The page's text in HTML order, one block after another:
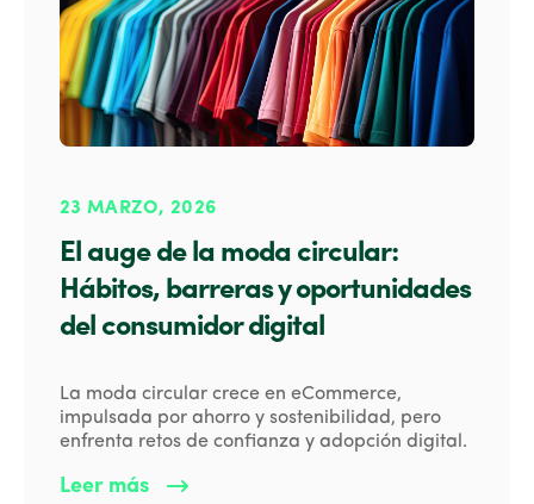
23 MARZO, 2026
El auge de la moda circular:
Hábitos, barreras y oportunidades
del consumidor digital
La moda circular crece en eCommerce,
impulsada por ahorro y sostenibilidad, pero
enfrenta retos de confianza y adopción digital.
Leer más